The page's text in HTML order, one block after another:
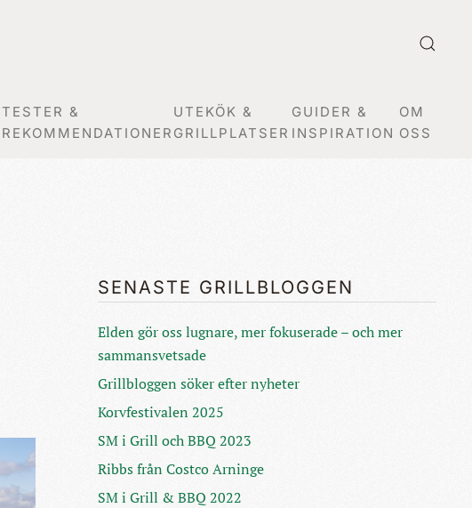
TESTER &
REKOMMENDATIONER
UTEKÖK &
GRILLPLATSER
GUIDER &
INSPIRATION
OM
OSS
SENASTE GRILLBLOGGEN
Elden gör oss lugnare, mer fokuserade – och mer
sammansvetsade
Grillbloggen söker efter nyheter
Korvfestivalen 2025
SM i Grill och BBQ 2023
Ribbs från Costco Arninge
SM i Grill & BBQ 2022